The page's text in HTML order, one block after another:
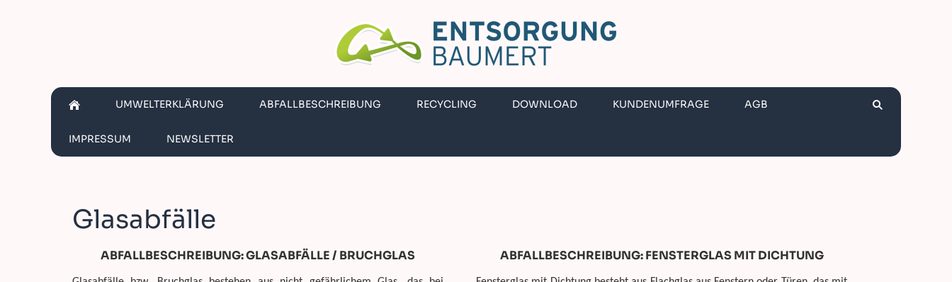
UMWELTERKLÄRUNG ABFALLBESCHREIBUNG RECYCLING DOWNLOAD KUNDENUMFRAGE AGB
IMPRESSUM NEWSLETTER
Glasabfälle
ABFALLBESCHREIBUNG: GLASABFÄLLE / BRUCHGLAS ABFALLBESCHREIBUNG: FENSTERGLAS MIT DICHTUNG